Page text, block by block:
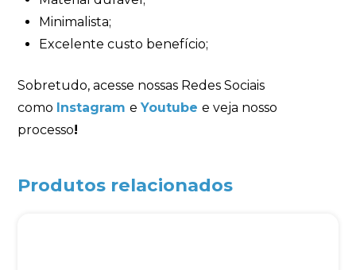
Minimalista;
Excelente custo benefício;
Sobretudo, acesse nossas Redes Sociais
como Instagram eYoutube e veja nosso
processo!
Produtos relacionados